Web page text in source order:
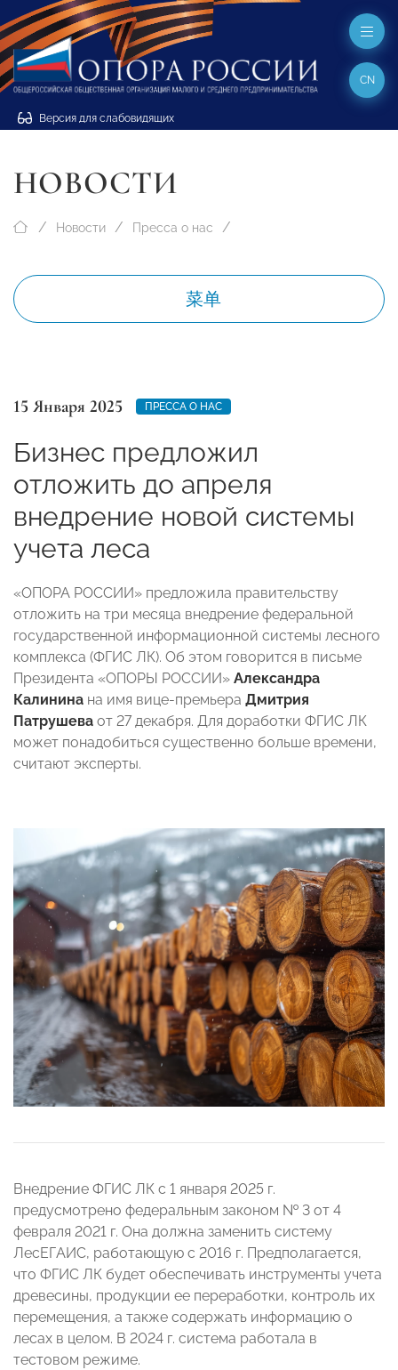
Версия для слабовидящих
CN
НОВОСТИ
Новости Пресса о нас
菜单
15 Января 2025 ПРЕССА О НАС
Бизнес предложил
отложить до апреля
внедрение новой системы
учета леса
«ОПОРА РОССИИ» предложила правительству
отложить на три месяца внедрение федеральной
государственной информационной системы лесного
комплекса (ФГИС ЛК). Об этом говорится в письме
Президента «ОПОРЫ РОССИИ» Александра
Калинина на имя вице-премьера Дмитрия
Патрушева от 27 декабря. Для доработки ФГИС ЛК
может понадобиться существенно больше времени,
считают эксперты.
Внедрение ФГИС ЛК с 1 января 2025 г.
предусмотрено федеральным законом № 3 от 4
февраля 2021 г. Она должна заменить систему
ЛесЕГАИС, работающую с 2016 г. Предполагается,
что ФГИС ЛК будет обеспечивать инструменты учета
древесины, продукции ее переработки, контроль их
перемещения, а также содержать информацию о
лесах в целом. В 2024 г. система работала в
тестовом режиме.